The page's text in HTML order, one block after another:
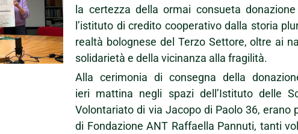
la certezza della ormai consueta
l’istituto di credito cooperativo dalla storia
realtà bolognese del Terzo Settore, oltre ai
solidarietà e della vicinanza alla fragilità.
Alla cerimonia di consegna della
ieri mattina negli spazi dell’Istituto delle
Volontariato di via Jacopo di Paolo 36,
di Fondazione ANT Raffaella Pannuti, tanti